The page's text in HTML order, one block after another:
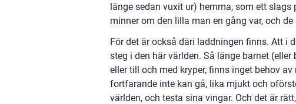
länge sedan vuxit ur) hemma, som ett
minner om den lilla man en gång var, och
För det är också däri laddningen finns. Att i
steg i den här världen. Så länge barnet
eller till och med kryper, finns inget behov
fortfarande inte kan gå, lika mjukt och
världen, och testa sina vingar. Och det är